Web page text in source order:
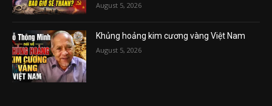
August 5, 2026
Khủng hoảng kim cương vàng Việt Nam
August 5, 2026